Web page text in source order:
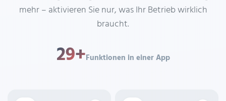
mehr – aktivieren Sie nur, was Ihr Betrieb wirklich
braucht.
29+Funktionen in einer App